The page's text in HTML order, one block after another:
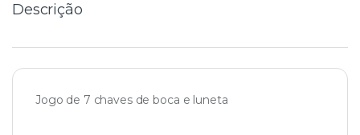
Descrição
Jogo de 7 chaves de boca e luneta